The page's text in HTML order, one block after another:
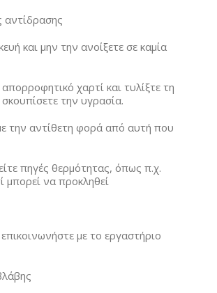
αντίδρασης
και μην την ανοίξετε σε καμία
χαρτί και τυλίξτε τη
την υγρασία.
την αντίθετη φορά από αυτή που
πηγές θερμότητας, όπως π.χ.
μπορεί να προκληθεί
με το εργαστήριο